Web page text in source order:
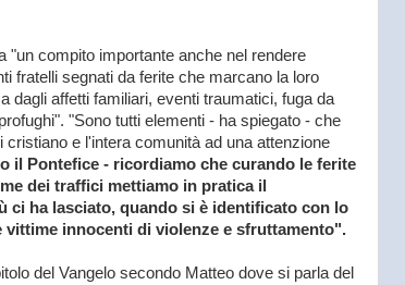
"un compito importante anche nel rendere
fratelli segnati da ferite che marcano la loro
dagli affetti familiari, eventi traumatici, fuga da
"Sono tutti elementi - ha spiegato - che
e l'intera comunità ad una attenzione
il Pontefice - ricordiamo che curando le ferite
dei traffici mettiamo in pratica il
ci ha lasciato, quando si è identificato con lo
innocenti di violenze e sfruttamento".
del Vangelo secondo Matteo dove si parla del